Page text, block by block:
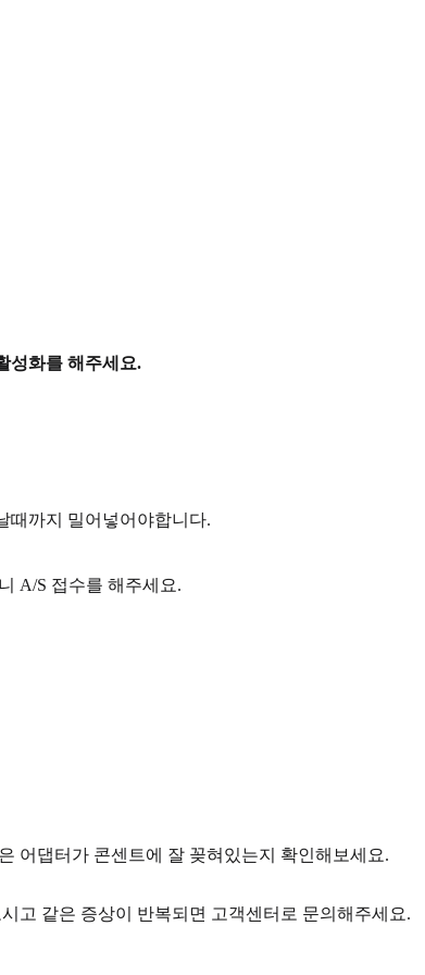
성화를 해주세요.
때까지 밀어넣어야합니다.
A/S 접수를 해주세요.
어댑터가 콘센트에 잘 꽂혀있는지 확인해보세요.
고 같은 증상이 반복되면 고객센터로 문의해주세요.